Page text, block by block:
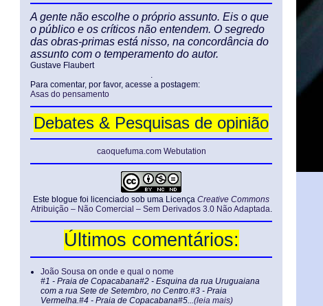
A gente não escolhe o próprio assunto. Eis o que
o público e os críticos não entendem. O segredo
das obras-primas está nisso, na concordância do
assunto com o temperamento do autor.
Gustave Flaubert
.
Para comentar, por favor, acesse a postagem:
Asas do pensamento
Debates & Pesquisas de opinião
caoquefuma.com Webutation
Este blogue foi licenciado sob uma Licença Creative Commons
Atribuição – Não Comercial – Sem Derivados 3.0 Não Adaptada.
Últimos comentários:
João Sousa on onde e qual o nome
#1 - Praia de Copacabana#2 - Esquina da rua Uruguaiana
com a rua Sete de Setembro, no Centro.#3 - Praia
Vermelha.#4 - Praia de Copacabana#5...(leia mais)